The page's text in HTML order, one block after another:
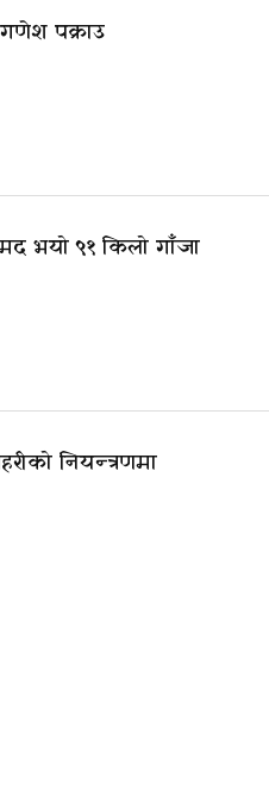
गणेश पक्राउ
भयो ९१ किलो गाँजा
नियन्त्रणमा